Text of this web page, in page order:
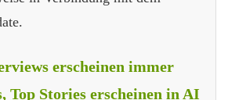
erscheinen immer
Top Stories erscheinen in AI